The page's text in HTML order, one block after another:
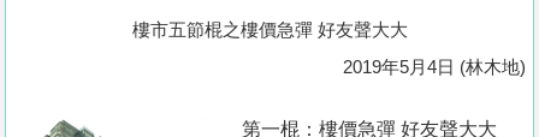
樓市五節棍之樓價急彈 好友聲大大
2019年5月4日 (林木地)
第一棍：樓價急彈 好友聲大大